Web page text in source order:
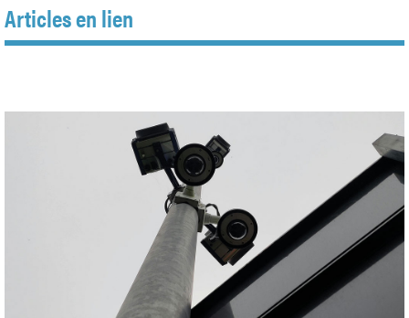
Articles en lien